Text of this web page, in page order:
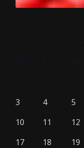
3
4 5
10
11 12
17
18 19